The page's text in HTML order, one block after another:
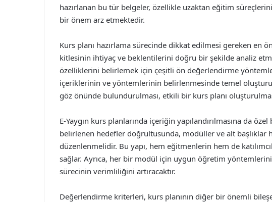
hazırlanan bu tür belgeler, özellikle uzaktan eğitim
bir önem arz etmektedir.
Kurs planı hazırlama sürecinde dikkat edilmesi gereken en
kitlesinin ihtiyaç ve beklentilerini doğru bir şekilde analiz
özelliklerini belirlemek için çeşitli ön değerlendirme
içeriklerinin ve yöntemlerinin belirlenmesinde temel
göz önünde bulundurulması, etkili bir kurs planı
E-Yaygın kurs planlarında içeriğin yapılandırılmasına da
belirlenen hedefler doğrultusunda, modüller ve alt başlıklar
düzenlenmelidir. Bu yapı, hem eğitmenlerin hem de
sağlar. Ayrıca, her bir modül için uygun öğretim
sürecinin verimliliğini artıracaktır.
Değerlendirme kriterleri, kurs planının diğer bir önemli